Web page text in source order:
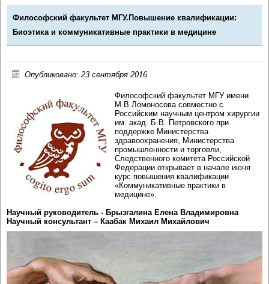
Философский факультет МГУ.Повышение квалификации:
Биоэтика и коммуникативные практики в медицине
Опубликовано: 23 сентября 2016
Философский факультет МГУ имени
М.В.Ломоносова совместно с
Российским научным центром хирургии
им. акад. Б.В. Петровского при
поддержке Министерства
здравоохранения, Министерства
промышленности и торговли,
Следственного комитета Российской
Федерации открывает в начале июня
курс повышения квалификации
«Коммуникативные практики в
медицине».
Научный руководитель - Брызгалина Елена Владимировна
Научный консультант – Каабак Михаил Михайлович